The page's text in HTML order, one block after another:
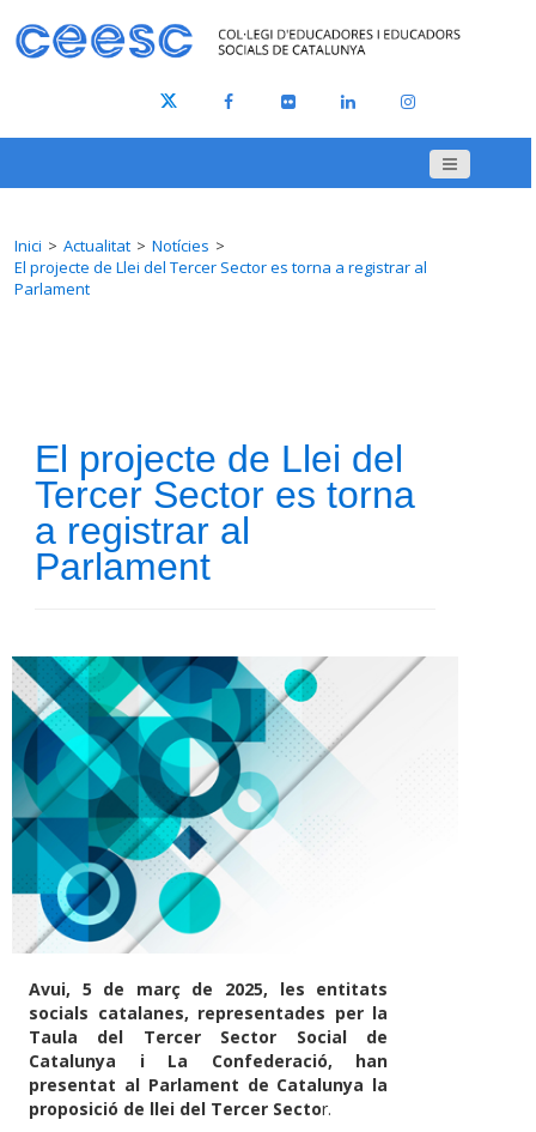
Inici Actualitat
Notícies
El projecte de Llei del Tercer Sector es torna a registrar al
Parlament
El projecte de Llei del
Tercer Sector es torna
a registrar al
Parlament
Avui, 5 de març de 2025, les entitats
socials catalanes, representades per la
Taula del Tercer Sector Social de
Catalunya i La Confederació, han
presentat al Parlament de Catalunya la
proposició de llei del Tercer Sector.